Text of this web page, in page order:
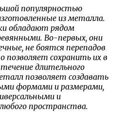
популярностью
из металла.
обладают рядом
Во-первых, они
не боятся перепадов
позволяет сохранить их в
длительного
позволяет создавать
формами и размерами,
и
пространства.